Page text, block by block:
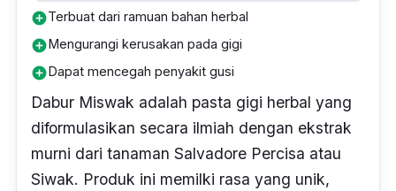
add_circleTerbuat dari ramuan bahan herbal
add_circleMengurangi kerusakan pada gigi
add_circleDapat mencegah penyakit gusi
Dabur Miswak adalah pasta gigi herbal yang
diformulasikan secara ilmiah dengan ekstrak
murni dari tanaman Salvadore Percisa atau
Siwak. Produk ini memilki rasa yang unik,